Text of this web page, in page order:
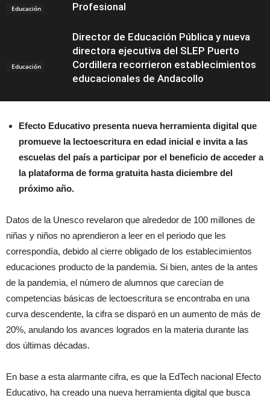
Educación
Profesional
Educación
Director de Educación Pública y nueva
directora ejecutiva del SLEP Puerto
Cordillera recorrieron establecimientos
educacionales de Andacollo
Efecto Educativo presenta nueva herramienta digital que
promueve la lectoescritura en edad inicial e invita a las
escuelas del país a participar por el beneficio de acceder a
la plataforma de forma gratuita hasta diciembre del
próximo año.
Datos de la Unesco revelaron que alrededor de 100 millones de
niñas y niños no aprendieron a leer en el periodo que les
correspondía, debido al cierre obligado de los establecimientos
educaciones producto de la pandemia. Si bien, antes de la antes
de la pandemia, el número de alumnos que carecían de
competencias básicas de lectoescritura se encontraba en una
curva descendente, la cifra se disparó en un aumento de más de
20%, anulando los avances logrados en la materia durante las
dos últimas décadas.
En base a esta alarmante cifra, es que la EdTech nacional Efecto
Educativo, ha creado una nueva herramienta digital que busca